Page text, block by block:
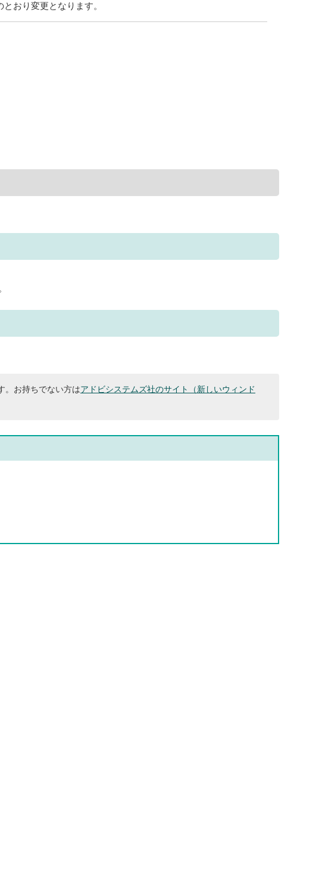
おり変更となります。
。お持ちでない方はアドビシステムズ社のサイト（新しいウィンド